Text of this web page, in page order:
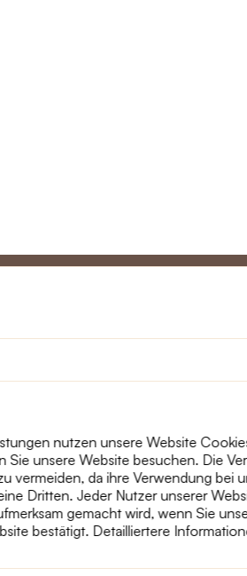
nutzen unsere Website
unsere Website besuchen. Die
vermeiden, da ihre Verwendung bei
Dritten. Jeder Nutzer unserer
gemacht wird, wenn Sie
bestätigt. Detailliertere
Über